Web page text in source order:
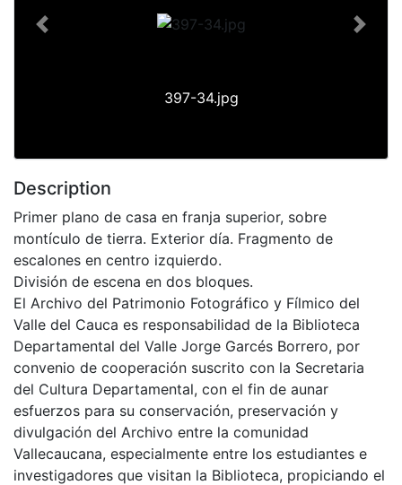
397-34.jpg
Previous Next
Description
Primer plano de casa en franja superior, sobre
montículo de tierra. Exterior día. Fragmento de
escalones en centro izquierdo.
División de escena en dos bloques.
El Archivo del Patrimonio Fotográfico y Fílmico del
Valle del Cauca es responsabilidad de la Biblioteca
Departamental del Valle Jorge Garcés Borrero, por
convenio de cooperación suscrito con la Secretaria
del Cultura Departamental, con el fin de aunar
esfuerzos para su conservación, preservación y
divulgación del Archivo entre la comunidad
Vallecaucana, especialmente entre los estudiantes e
investigadores que visitan la Biblioteca, propiciando el